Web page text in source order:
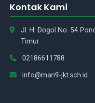
Kontak Kami
Jl. H. Dogol No. 54
Timur
02186611788
info@man9-jkt.sch.id